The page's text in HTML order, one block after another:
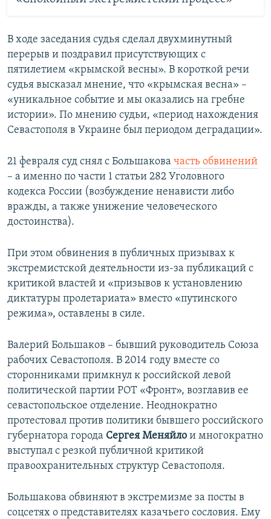
В ходе заседания судья сделал двухминутный
перерыв и поздравил присутствующих с
пятилетием «крымской весны». В короткой речи
судья высказал мнение, что «крымская весна» –
«уникальное событие и мы оказались на гребне
истории». По мнению судьи, «период нахождения
Севастополя в Украине был периодом деградации».
21 февраля суд снял с Большакова часть обвинений
– а именно по части 1 статьи 282 Уголовного
кодекса России (возбуждение ненависти либо
вражды, а также унижение человеческого
достоинства).
При этом обвинения в публичных призывах к
экстремистской деятельности из-за публикаций с
критикой властей и «призывов к установлению
диктатуры пролетариата» вместо «путинского
режима», оставлены в силе.
Валерий Большаков – бывший руководитель Союза
рабочих Севастополя. В 2014 году вместе со
сторонниками примкнул к российской левой
политической партии РОТ «Фронт», возглавив ее
севастопольское отделение. Неоднократно
протестовал против политики бывшего российского
губернатора города Сергея Меняйло и многократно
выступал с резкой публичной критикой
правоохранительных структур Севастополя.
Большакова обвиняют в экстремизме за посты в
соцсетях о представителях казачьего сословия. Ему